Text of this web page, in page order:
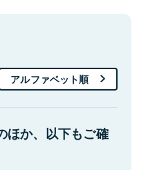
アルファベット順
ほか、以下もご確